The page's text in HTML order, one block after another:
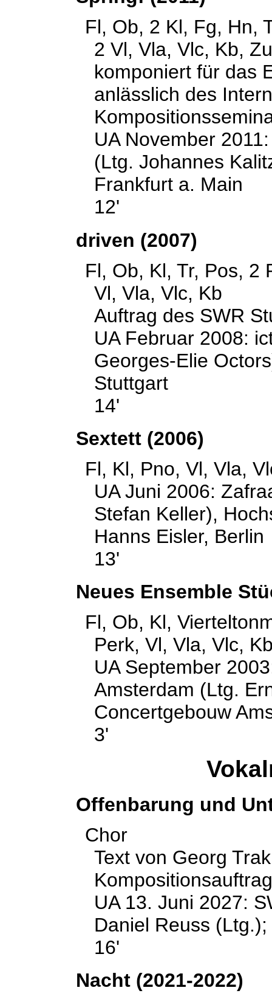
Fl, Ob, 2 Kl, Fg, Hn,
2 Vl, Vla, Vlc, Kb,
komponiert für das
anlässlich des
UA November
(Ltg. Johannes
Frankfurt a. Main
12'
driven (2007)
Fl, Ob, Kl, Tr, Pos, 2
Vl, Vla, Vlc, Kb
Auftrag des SWR
UA Februar 2008:
Georges-Elie
Stuttgart
14'
Sextett (2006)
Fl, Kl, Pno, Vl, Vla,
UA Juni 2006:
Stefan Keller),
Hanns Eisler, Berlin
13'
Neues Ensemble
Fl, Ob, Kl,
Perk, Vl, Vla, Vlc,
UA September
Amsterdam (Ltg.
Concertgebouw
3'
Offenbarung und
Chor
Text von Georg
UA 13. Juni 2027:
Daniel Reuss
16'
Nacht (2021-2022)